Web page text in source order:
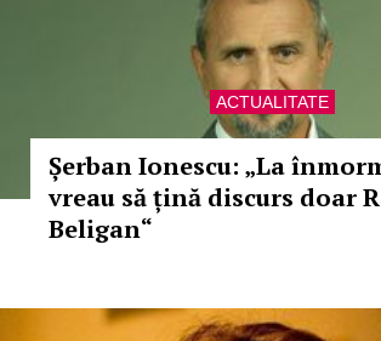
ACTUALITATE
Șerban Ionescu: „La
vreau să țină discurs doar
Beligan“